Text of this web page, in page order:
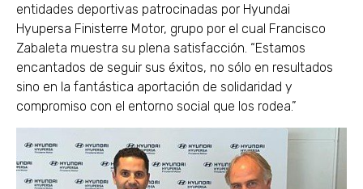
entidades deportivas patrocinadas por Hyundai
Hyupersa Finisterre Motor, grupo por el cual Francisco
Zabaleta muestra su plena satisfacción. “Estamos
encantados de seguir sus éxitos, no sólo en resultados
sino en la fantástica aportación de solidaridad y
compromiso con el entorno social que los rodea.”